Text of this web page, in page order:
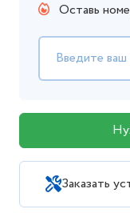
Оставь
Заказать